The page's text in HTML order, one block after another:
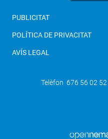
PUBLICITAT
POLÍTICA DE PRIVACITAT
AVÍS LEGAL
Telèfon 676 56 02